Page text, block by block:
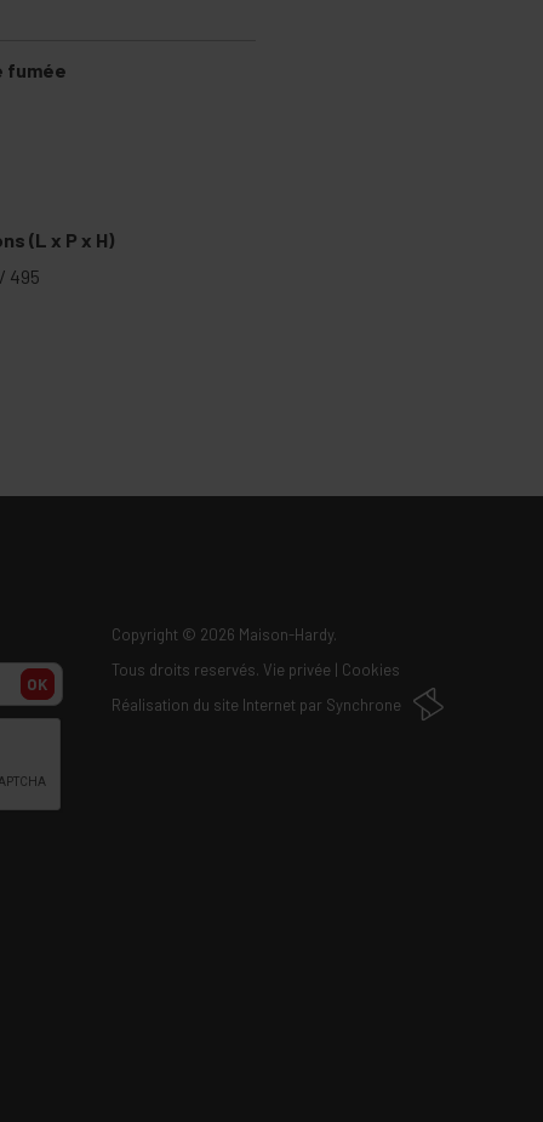
fumée
(L x P x H)
495
OK
Copyright © 2026 Maison-Hardy.
Tous droits reservés. Vie privée | Cookies
Réalisation du site Internet par Synchrone